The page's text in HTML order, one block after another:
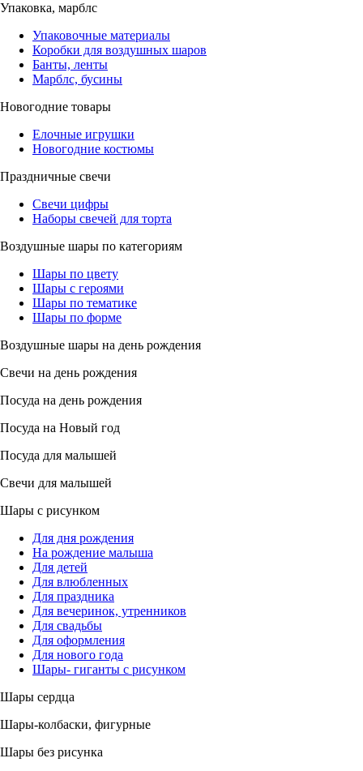
Упаковка, марблс
Упаковочные материалы
Коробки для воздушных шаров
Банты, ленты
Марблс, бусины
Новогодние товары
Елочные игрушки
Новогодние костюмы
Праздничные свечи
Свечи цифры
Наборы свечей для торта
Воздушные шары по категориям
Шары по цвету
Шары с героями
Шары по тематике
Шары по форме
Воздушные шары на день рождения
Свечи на день рождения
Посуда на день рождения
Посуда на Новый год
Посуда для малышей
Свечи для малышей
Шары с рисунком
Для дня рождения
На рождение малыша
Для детей
Для влюбленных
Для праздника
Для вечеринок, утренников
Для свадьбы
Для оформления
Для нового года
Шары- гиганты с рисунком
Шары сердца
Шары-колбаски, фигурные
Шары без рисунка